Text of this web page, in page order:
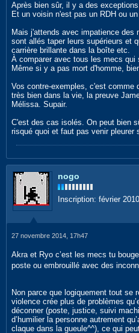
Après bien sûr, il y a des
Et un voisin n'est pas un RDH ou
Mais j'attends avec impatience des
sont allés taper leurs supérieurs et
carrière brillante dans la boîte etc.
À comparer avec tous les mecs
Même si y a pas mort d'homme,
Vos contre-exemples, c'est comme
très bien dans la vie, la preuve
Mélissa. Supair.
C'est des cas isolés. On peut bien
risqué quoi et faut pas venir pleurer
nogo
Inscription: février 2010
27 novembre 2014, 17h47
Akra et Ryo c’est les mecs tu
poste ou embrouillé avec des
Non parce que logiquement tout se
violence crée plus de problèmes
déconner (poste, justice, suivi
d’humilier la personne autrement
claque dans la gueule^^), ce qui